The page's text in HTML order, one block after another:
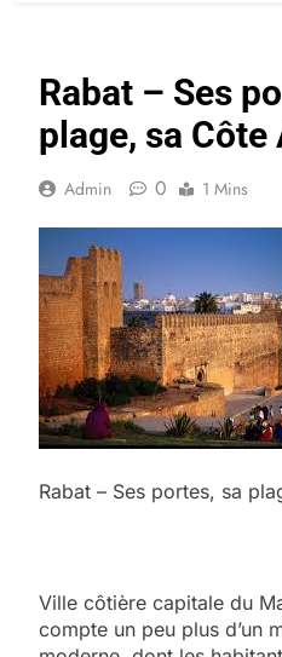
Rabat – Ses
plage, sa
Admin 0 1 Mins
Rabat – Ses portes, sa
Ville côtière capitale du
compte un peu plus d’un